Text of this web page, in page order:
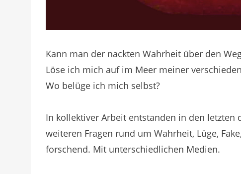
Kann man der nackten Wahrheit über den
Löse ich mich auf im Meer meiner
Wo belüge ich mich selbst?
In kollektiver Arbeit entstanden in den letzten
weiteren Fragen rund um Wahrheit, Lüge,
forschend. Mit unterschiedlichen Medien.